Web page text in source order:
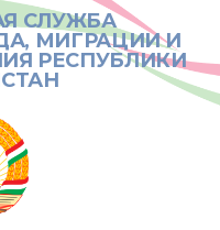
СЛУЖБА
МИГРАЦИИ И
РЕСПУБЛИКИ